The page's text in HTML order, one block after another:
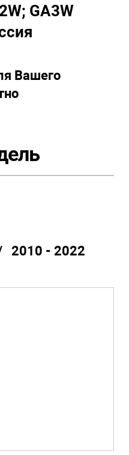
GA3W
Вашего
2010 - 2022